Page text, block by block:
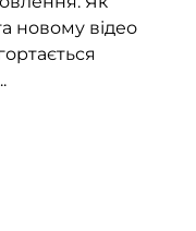
новому відео